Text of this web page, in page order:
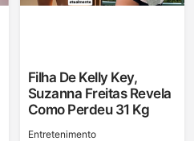
Filha De Kelly Key,
Suzanna Freitas Revela
Como Perdeu 31 Kg
Entretenimento